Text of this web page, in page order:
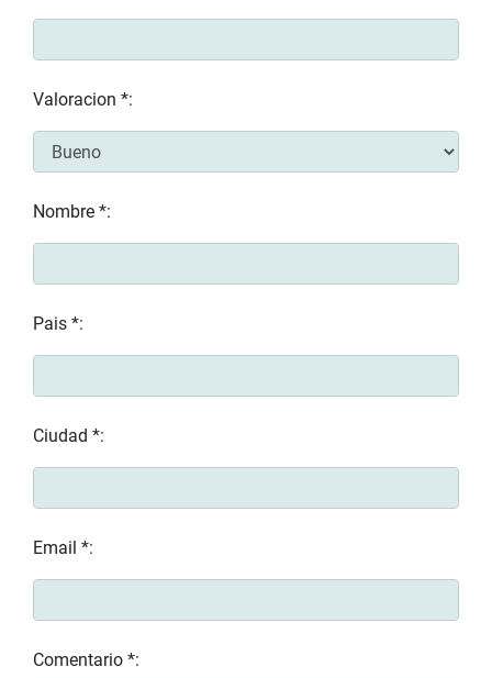
Valoracion *:
Nombre *:
Pais *:
Ciudad *:
Email *:
Comentario *: